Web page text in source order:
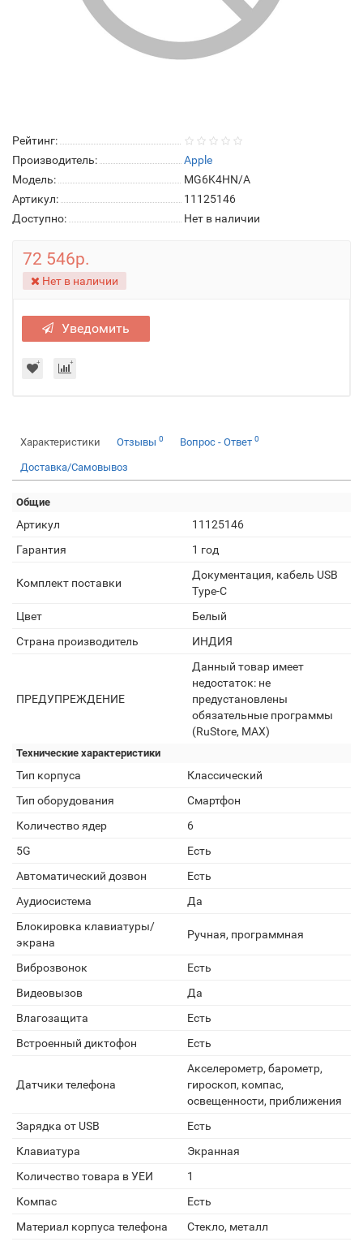
Рейтинг:
Производитель:
Apple
Модель:
MG6K4HN/A
Артикул:
11125146
Доступно:
Нет в наличии
72 546р.
Нет в наличии
Уведомить
Характеристики Отзывы 0 Вопрос - Ответ 0
Доставка/Самовывоз
Общие
Артикул
11125146
Гарантия
1 год
Комплект поставки
Документация, кабель USB
Type-C
Цвет
Белый
Страна производитель
ИНДИЯ
ПРЕДУПРЕЖДЕНИЕ
Данный товар имеет
недостаток: не
предустановлены
обязательные программы
(RuStore, MAX)
Технические характеристики
Тип корпуса
Классический
Тип оборудования
Смартфон
Количество ядер
6
5G
Есть
Автоматический дозвон
Есть
Аудиосистема
Да
Блокировка клавиатуры/
экрана
Ручная, программная
Виброзвонок
Есть
Видеовызов
Да
Влагозащита
Есть
Встроенный диктофон
Есть
Датчики телефона
Акселерометр, барометр,
гироскоп, компас,
освещенности, приближения
Зарядка от USB
Есть
Клавиатура
Экранная
Количество товара в УЕИ
1
Компас
Есть
Материал корпуса телефона
Стекло, металл